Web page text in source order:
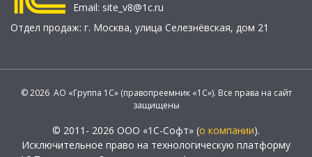
Email: site_v8@1c.ru
Отдел продаж: г. Москва, улица Селезнёвская, дом 21
© 2026 АО «Группа 1С» (правопреемник «1С»). Все права на сайт
защищены
© 2011- 2026 ООО «1С-Софт» (о компании).
Исключительное право на технологическую платформу